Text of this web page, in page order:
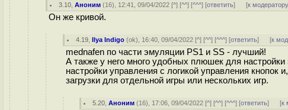
3.10 ,Аноним (16), 12:41, 09/04/2022 [^] [^^] [^^^] [ответить] [к
Он же кривой.
4.19 ,Ilya Indigo (ok), 16:40, 09/04/2022 [^] [^^] [^^^] [ответить] [к
mednafen по части эмуляции PS1 и SS - лучший!
А также у него много удобных плюшек для
настройки управления с логикой управления кнопок
загрузки для отдельной игры или нескольких игр.
5.20 ,Аноним (16), 17:06, 09/04/2022 [^] [^^] [^^^] [ответить] [к